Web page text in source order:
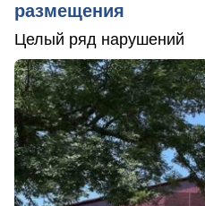
размещения
Целый ряд нарушений